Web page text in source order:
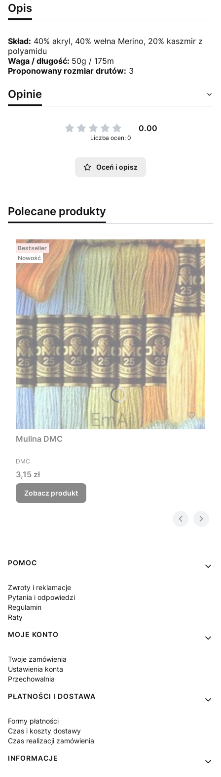
Opis
Skład: 40% akryl, 40% wełna Merino, 20% kaszmir z
polyamidu
Waga / długość: 50g / 175m
Proponowany rozmiar drutów: 3
Opinie
0.00
Liczba ocen: 0
Oceń i opisz
Polecane produkty
Bestseller
Nowość
Mulina DMC
PRODUCENT
DMC
Cena
3,15 zł
Zobacz produkt
Linki w stopce
POMOC
Zwroty i reklamacje
Pytania i odpowiedzi
Regulamin
Raty
MOJE KONTO
Twoje zamówienia
Ustawienia konta
Przechowalnia
PŁATNOŚCI I DOSTAWA
Formy płatności
Czas i koszty dostawy
Czas realizacji zamówienia
INFORMACJE